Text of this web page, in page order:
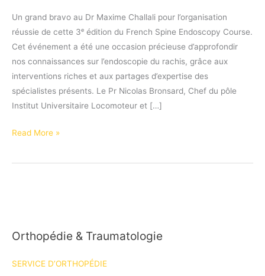
Un grand bravo au Dr Maxime Challali pour l’organisation
réussie de cette 3ᵉ édition du French Spine Endoscopy Course.
Cet événement a été une occasion précieuse d’approfondir
nos connaissances sur l’endoscopie du rachis, grâce aux
interventions riches et aux partages d’expertise des
spécialistes présents. Le Pr Nicolas Bronsard, Chef du pôle
Institut Universitaire Locomoteur et […]
3ᵉ
du
Read More »
Orthopédie & Traumatologie
SERVICE D’ORTHOPÉDIE